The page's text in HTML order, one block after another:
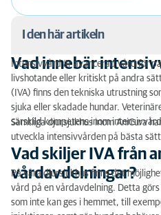
I den här artikeln
Vad innebär intensivvård
Vad skiljer IVA från andra
När kan en hund behöva
Vad innebär
Intensivvård är avancerad vård för
livshotande eller kritiskt på andra
(IVA) finns den tekniska utrustning
sjuka eller skadade hundar.
särskild kompetens inom
Samtliga djursjukhus inom AniCura
utveckla intensivvården på bästa
Vad skiljer IVA från
vårdavdelningar?
På våra djursjukhus finns det
vård på en vårdavdelning. Detta
som inte kan ges i hemmet, till